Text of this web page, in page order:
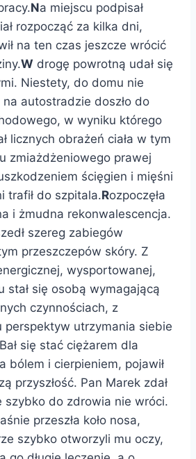
Na miejscu podpisał
rozpocząć za kilka dni,
na ten czas jeszcze wrócić
W drogę powrotną udał się
Niestety, do domu nie
na autostradzie doszło do
w wyniku którego
licznych obrażeń ciała w tym
zmiażdżeniowego prawej
ścięgien i mięśni
trafił do szpitala.Rozpoczęła
i żmudna rekonwalescencja.
szereg zabiegów
przeszczepów skóry. Z
wysportowanej,
stał się osobą wymagającą
czynnościach, z
perspektyw utrzymania siebie
się stać ciężarem dla
bólem i cierpieniem, pojawił
przyszłość. Pan Marek zdał
szybko do zdrowia nie wróci.
przeszła koło nosa,
szybko otworzyli mu oczy,